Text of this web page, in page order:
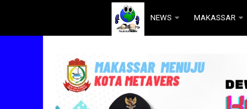
. NEWS MAKASSAR